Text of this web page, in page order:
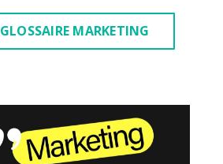
GLOSSAIRE MARKETING